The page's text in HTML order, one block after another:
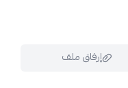
إرفاق ملف